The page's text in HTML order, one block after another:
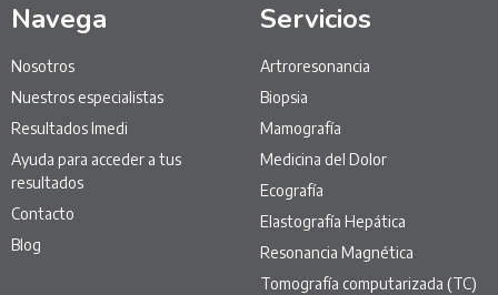
Navega
Nosotros
Nuestros especialistas
Resultados Imedi
Ayuda para acceder a tus
resultados
Contacto
Blog
Servicios
Artroresonancia
Biopsia
Mamografía
Medicina del Dolor
Ecografía
Elastografía Hepática
Resonancia Magnética
Tomografía computarizada (TC)